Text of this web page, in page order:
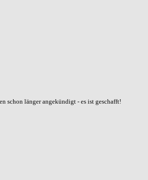
schon länger angekündigt - es ist geschafft!